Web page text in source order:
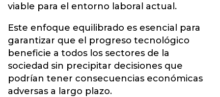
viable para el entorno laboral actual.
Este enfoque equilibrado es esencial para
garantizar que el progreso tecnológico
beneficie a todos los sectores de la
sociedad sin precipitar decisiones que
podrían tener consecuencias económicas
adversas a largo plazo.